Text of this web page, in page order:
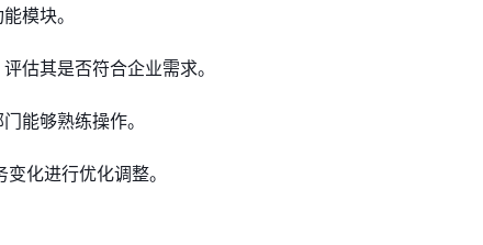
模块。
估其是否符合企业需求。
能够熟练操作。
化进行优化调整。